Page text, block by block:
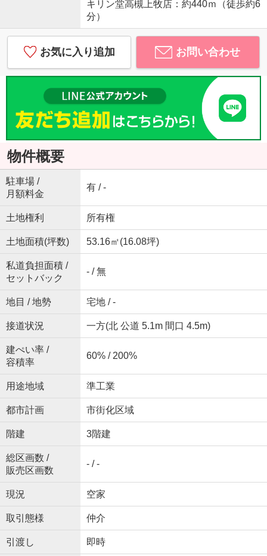
キリン堂高槻上牧店：約440ｍ（徒歩約6
分）
お気に入り追加 お問い合わせ
物件概要
駐車場 /
月額料金
有 / -
土地権利 所有権
土地面積(坪数) 53.16㎡(16.08坪)
私道負担面積 /
セットバック
- / 無
地目 / 地勢 宅地 / -
接道状況 一方(北 公道 5.1m 間口 4.5m)
建ぺい率 /
容積率
60% / 200%
用途地域 準工業
都市計画 市街化区域
階建 3階建
総区画数 /
販売区画数
- / -
現況 空家
取引態様 仲介
引渡し 即時